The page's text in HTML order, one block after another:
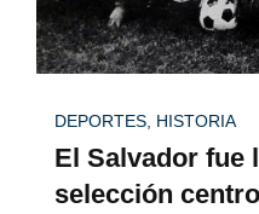
DEPORTES HISTORIA
El Salvador fue
selección